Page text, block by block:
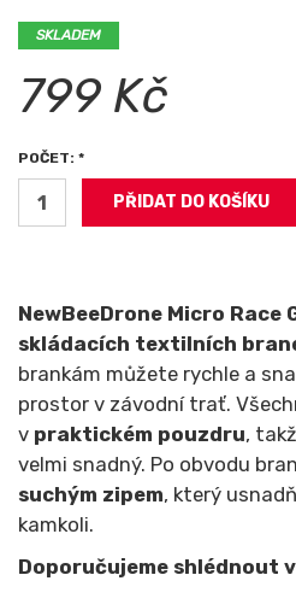
SKLADEM
799 Kč
POČET: *
NewBeeDrone Micro Race
skládacích textilních
brankám můžete rychle a
prostor v závodní trať.
v praktickém pouzdru,
velmi snadný. Po obvodu
suchým zipem, který
kamkoli.
Doporučujeme shlédnout